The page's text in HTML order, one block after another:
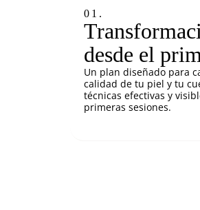
01.
desde el
Un plan diseñado para
calidad de tu piel y tu
técnicas efectivas y
primeras sesiones.